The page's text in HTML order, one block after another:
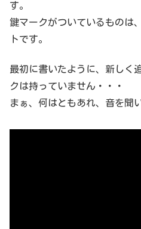
す。
鍵マークがついているものは
トです。
最初に書いたように、新しく
クは持っていません・・・
まぁ、何はともあれ、音を聞